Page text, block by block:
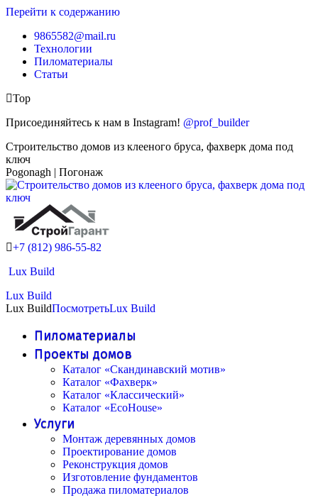
Перейти к содержанию
9865582@mail.ru
Технологии
Пиломатериалы
Статьи
Top
Присоединяйтесь к нам в Instagram! @prof_builder
Строительство домов из клееного бруса, фахверк дома под
ключ
Pogonagh | Погонаж
+7 (812) 986-55-82
Lux Build
Lux Build
Lux BuildПосмотретьLux Build
Пиломатериалы
Проекты домов
Каталог «Скандинавский мотив»
Каталог «Фахверк»
Каталог «Классический»
Каталог «EcoHouse»
Услуги
Монтаж деревянных домов
Проектирование домов
Реконструкция домов
Изготовление фундаментов
Продажа пиломатериалов